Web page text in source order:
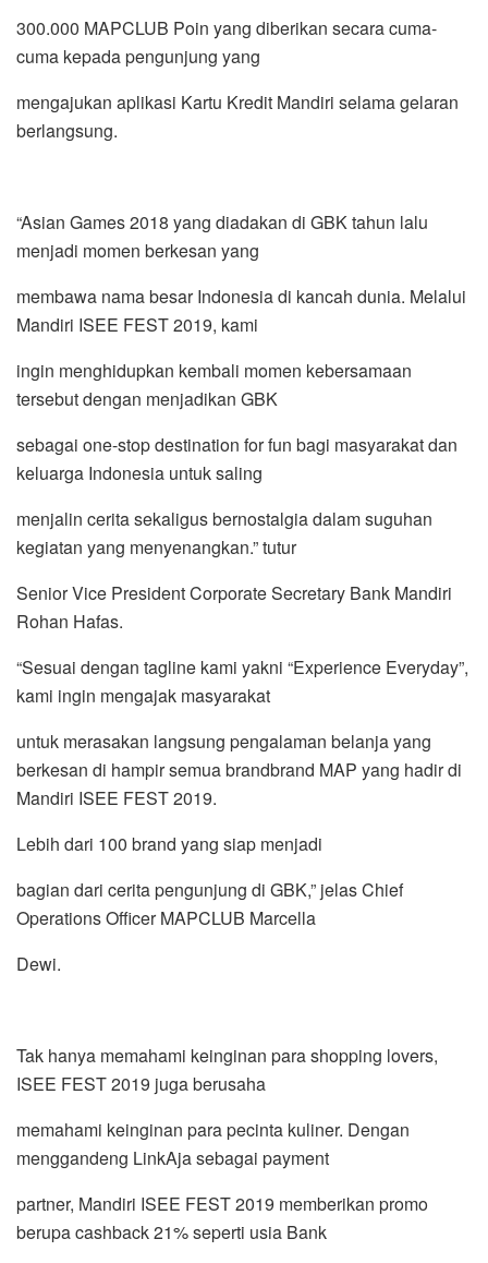
300.000 MAPCLUB Poin yang diberikan secara cuma-
cuma kepada pengunjung yang
mengajukan aplikasi Kartu Kredit Mandiri selama gelaran
berlangsung.
“Asian Games 2018 yang diadakan di GBK tahun lalu
menjadi momen berkesan yang
membawa nama besar Indonesia di kancah dunia. Melalui
Mandiri ISEE FEST 2019, kami
ingin menghidupkan kembali momen kebersamaan
tersebut dengan menjadikan GBK
sebagai one-stop destination for fun bagi masyarakat dan
keluarga Indonesia untuk saling
menjalin cerita sekaligus bernostalgia dalam suguhan
kegiatan yang menyenangkan.” tutur
Senior Vice President Corporate Secretary Bank Mandiri
Rohan Hafas.
“Sesuai dengan tagline kami yakni “Experience Everyday”,
kami ingin mengajak masyarakat
untuk merasakan langsung pengalaman belanja yang
berkesan di hampir semua brandbrand MAP yang hadir di
Mandiri ISEE FEST 2019.
Lebih dari 100 brand yang siap menjadi
bagian dari cerita pengunjung di GBK,” jelas Chief
Operations Officer MAPCLUB Marcella
Dewi.
Tak hanya memahami keinginan para shopping lovers,
ISEE FEST 2019 juga berusaha
memahami keinginan para pecinta kuliner. Dengan
menggandeng LinkAja sebagai payment
partner, Mandiri ISEE FEST 2019 memberikan promo
berupa cashback 21% seperti usia Bank